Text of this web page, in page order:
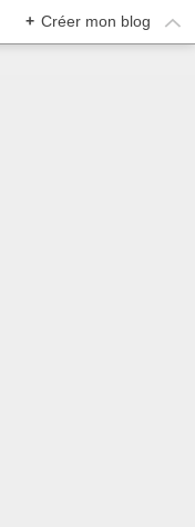
+ Créer mon blog